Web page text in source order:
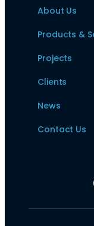
About Us
Products &
Projects
Clients
News
Contact Us